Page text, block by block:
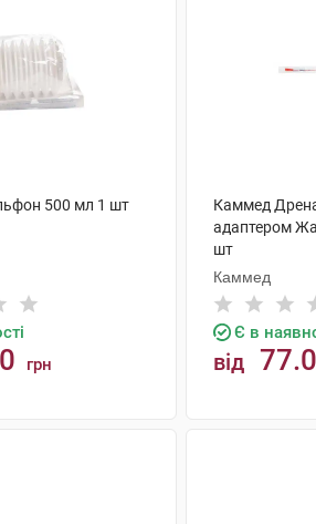
500 мл 1 шт
грн
Каммед
адаптером
шт
Каммед
Є в
від